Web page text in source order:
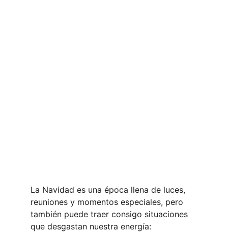
La Navidad es una época llena de luces,
reuniones y momentos especiales, pero
también puede traer consigo situaciones
que desgastan nuestra energía: